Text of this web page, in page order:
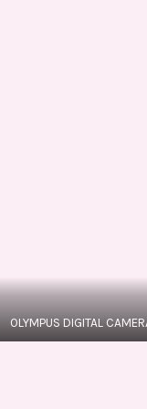
OLYMPUS DIGITAL